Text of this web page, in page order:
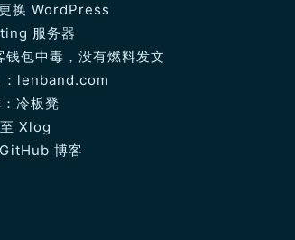
换 WordPress
服务器
包中毒，没有燃料发文
lenband.com
冷板凳
Xlog
博客